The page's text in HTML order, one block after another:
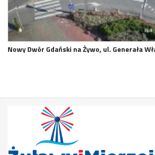
Nowy Dwór Gdański na Żywo, ul. Generała